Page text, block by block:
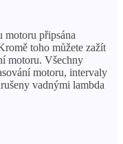
motoru připsána
toho můžete zažít
motoru. Všechny
motoru, intervaly
vadnými lambda